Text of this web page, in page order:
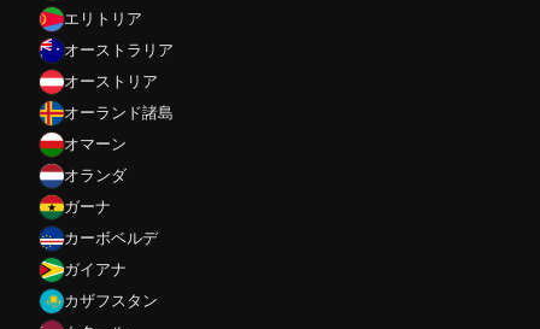
エリトリア
オーストラリア
オーストリア
オーランド諸島
オマーン
オランダ
ガーナ
カーボベルデ
ガイアナ
カザフスタン